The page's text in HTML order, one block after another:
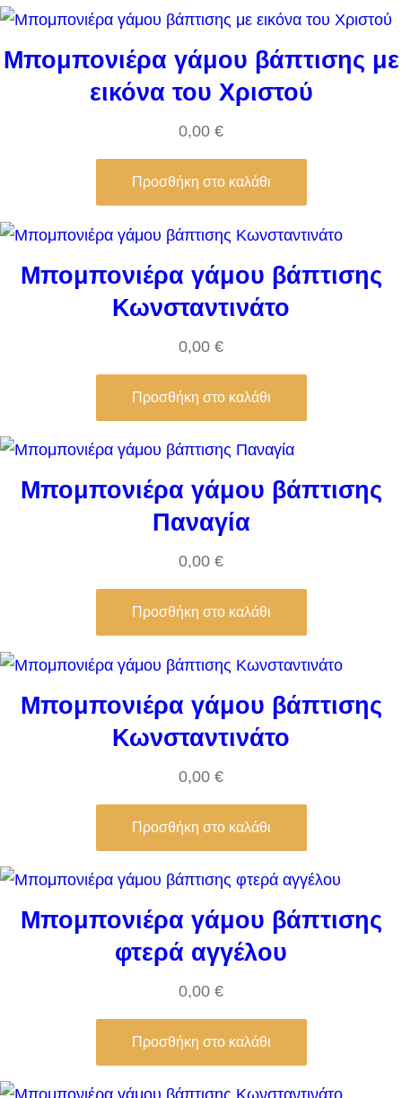
Μπομπονιέρα γάμου βάπτισης με
εικόνα του Χριστού
0,00 €
Προσθήκη στο καλάθι
Μπομπονιέρα γάμου βάπτισης
Κωνσταντινάτο
0,00 €
Προσθήκη στο καλάθι
Μπομπονιέρα γάμου βάπτισης
Παναγία
0,00 €
Προσθήκη στο καλάθι
Μπομπονιέρα γάμου βάπτισης
Κωνσταντινάτο
0,00 €
Προσθήκη στο καλάθι
Μπομπονιέρα γάμου βάπτισης
φτερά αγγέλου
0,00 €
Προσθήκη στο καλάθι